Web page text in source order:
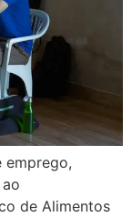
emprego,
de Alimentos